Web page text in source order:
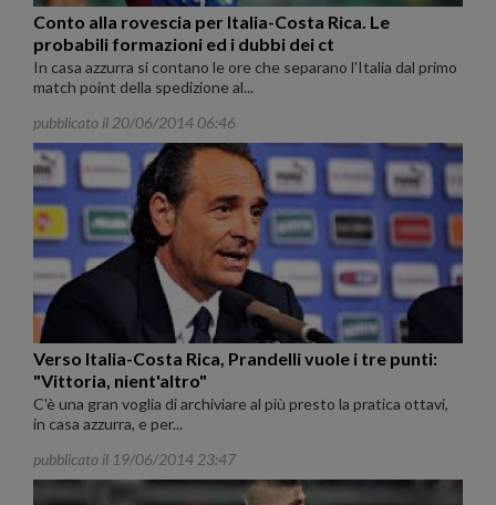
Conto alla rovescia per Italia-Costa Rica. Le
probabili formazioni ed i dubbi dei ct
In casa azzurra si contano le ore che separano l'Italia dal primo
match point della spedizione al...
pubblicato il 20/06/2014 06:46
Verso Italia-Costa Rica, Prandelli vuole i tre punti:
"Vittoria, nient'altro"
C'è una gran voglia di archiviare al più presto la pratica ottavi,
in casa azzurra, e per...
pubblicato il 19/06/2014 23:47